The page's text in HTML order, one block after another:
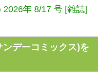
2026年 8/17 号 [雑誌]
デーコミックス)を